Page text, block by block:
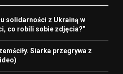
solidarności z Ukrainą w
co robili sobie zdjęcia?”
Siarka przegrywa z